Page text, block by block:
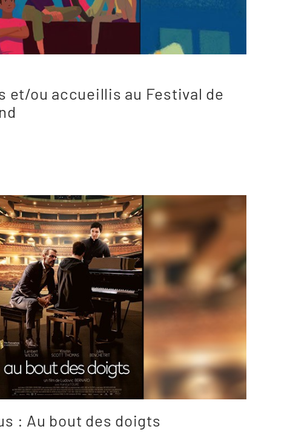
et/ou accueillis au Festival de
: Au bout des doigts